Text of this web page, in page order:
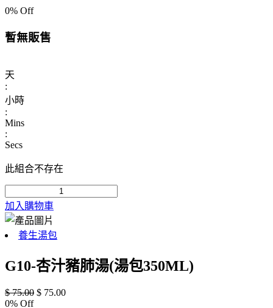
0% Off
暫無販售
天
:
小時
:
Mins
:
Secs
此組合不存在
加入購物車
養生湯包
G10-杏汁豬肺湯(湯包350ML)
$75.00 $ 75.00
0% Off